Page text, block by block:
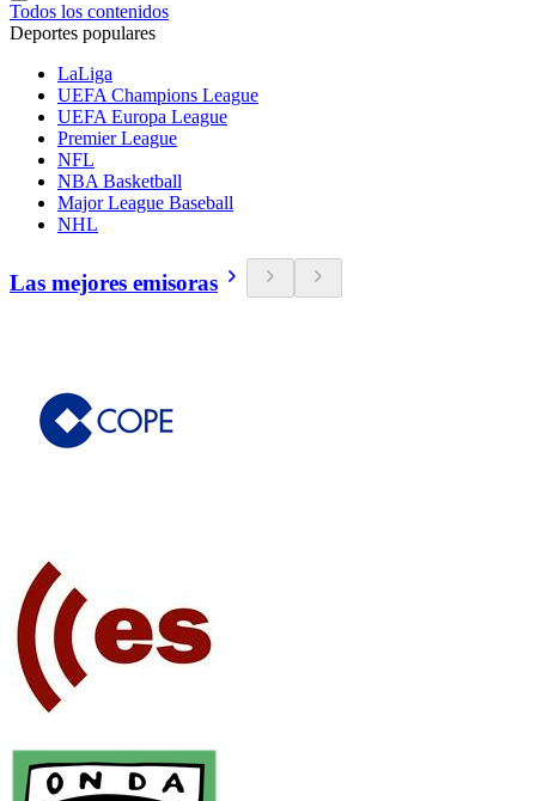
Todos los contenidos
Deportes populares
LaLiga
UEFA Champions League
UEFA Europa League
Premier League
NFL
NBA Basketball
Major League Baseball
NHL
Las mejores emisoras